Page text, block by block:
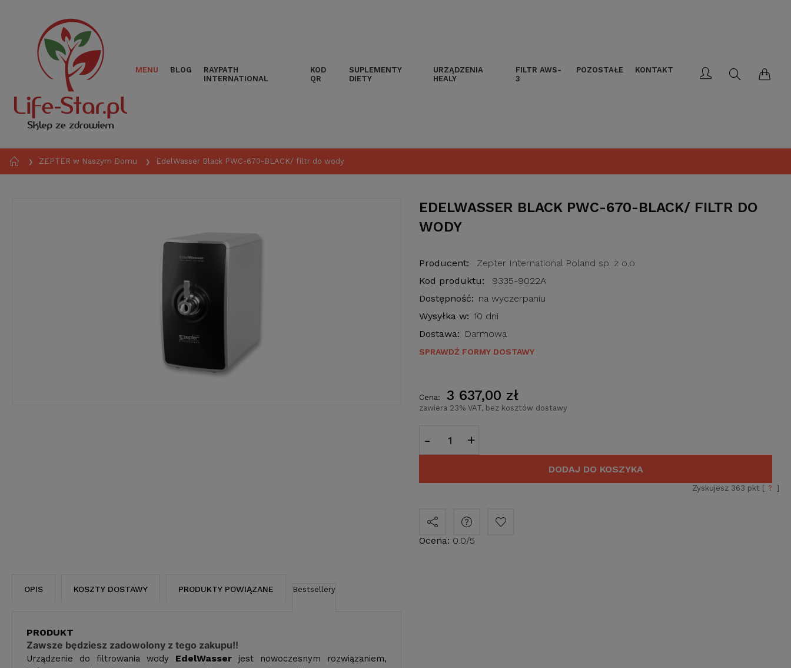
MENU BLOG
RAYPATH
INTERNATIONAL
KOD
QR
SUPLEMENTY
DIETY
URZĄDZENIA
HEALY
FILTR AWS-
3
POZOSTAŁE KONTAKT
❯ ZEPTER w Naszym Domu ❯ EdelWasser Black PWC-670-BLACK/ filtr do wody
EDELWASSER BLACK PWC-670-BLACK/ FILTR DO
WODY
Producent:
Zepter International Poland sp. z o.o
Kod produktu:
9335-9022A
Dostępność: na wyczerpaniu
Wysyłka w: 10 dni
Dostawa: Darmowa
SPRAWDŹ FORMY DOSTAWY
Cena: 3 637,00 zł
zawiera 23% VAT, bez kosztów dostawy
- +
DODAJ DO KOSZYKA
Zyskujesz 363 pkt [ ? ]
Ocena: 0.0/5
OPIS KOSZTY DOSTAWY PRODUKTY POWIĄZANE Bestsellery
PRODUKT
Zawsze będziesz zadowolony z tego zakupu!!
Urządzenie do filtrowania wody EdelWasser jest nowoczesnym rozwiązaniem,